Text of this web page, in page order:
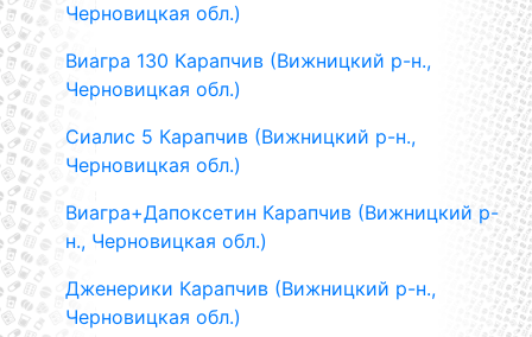
Черновицкая обл.)
Виагра 130 Карапчив (Вижницкий р-н.,
Черновицкая обл.)
Сиалис 5 Карапчив (Вижницкий р-н.,
Черновицкая обл.)
Виагра+Дапоксетин Карапчив (Вижницкий р-
н., Черновицкая обл.)
Дженерики Карапчив (Вижницкий р-н.,
Черновицкая обл.)